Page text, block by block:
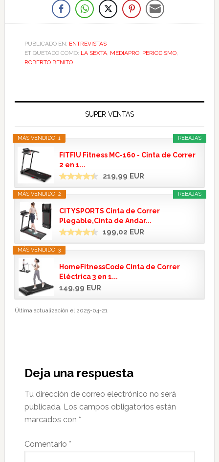
PUBLICADO EN: ENTREVISTAS
ETIQUETADO COMO: LA SEXTA, MEDIAPRO, PERIODISMO,
ROBERTO BENITO
SUPER VENTAS
REBAJAS
MÁS VENDIDO. 1
FITFIU Fitness MC-160 - Cinta de Correr
2 en 1...
219,99 EUR
REBAJAS
MÁS VENDIDO. 2
CITYSPORTS Cinta de Correr
Plegable,Cinta de Andar...
199,02 EUR
MÁS VENDIDO. 3
HomeFitnessCode Cinta de Correr
Eléctrica 3 en 1...
149,99 EUR
Última actualización el 2025-04-21
con
lectores
Deja una respuesta
Tu dirección de correo electrónico no será
publicada. Los campos obligatorios están
marcados con *
Comentario *